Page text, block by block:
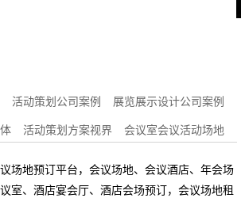
活动策划公司案例
展览展示设计公司案例
活动策划方案视界 会议室会议活动场地
场地预订平台，会议场地、会议酒店、年会场
室、酒店宴会厅、酒店会场预订，会议场地租